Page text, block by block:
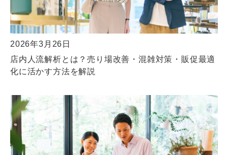
2026年3月26日
店内人流解析とは？売り場改善・混雑対策・販促最適
化に活かす方法を解説